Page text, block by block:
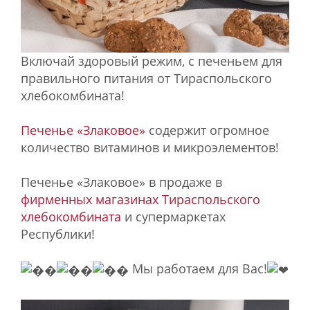
Включай здоровый режим, с печеньем для
правильного питания от Тираспольского
хлебокомбината!
Печенье «Злаковое» содержит огромное
количество витаминов и микроэлементов!
Печенье «Злаковое» в продаже в
фирменных магазинах Тираспольского
хлебокомбината и супермаркетах
Республики!
Мы работаем для Вас!